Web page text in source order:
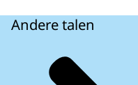
Andere talen